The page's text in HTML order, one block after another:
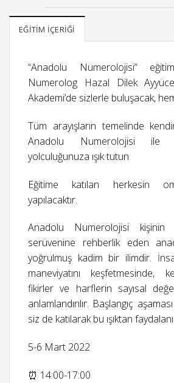
EĞITIM İÇERIĞI
“Anadolu Numerolojisi”
Numerolog Hazal Dilek
Akademi’de sizlerle buluşacak,
Tüm arayışların temelinde
Anadolu Numerolojisi ile
yolculuğunuza ışık tutun
Eğitime katılan herkesin
yapılacaktır.
Anadolu Numerolojisi kişinin
serüvenine rehberlik eden
yoğrulmuş kadim bir ilimdir.
maneviyatını keşfetmesinde,
fikirler ve harflerin sayısal
anlamlandırılır. Başlangıç
siz de katılarak bu ışıktan
5-6 Mart 2022
⏰ 14:00-17:00